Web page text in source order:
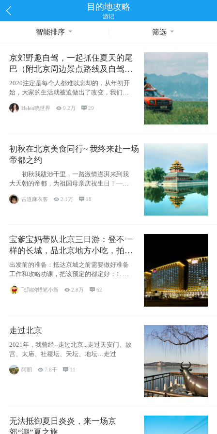
目的地攻略
游记
智能排序 筛选
京郊野趣自驾，一起抓住夏天的尾
巴（附北京周边景点路线及自驾攻
略）
2020注定是每个人都难以忘却的，从年初开
始，大家的生活就被迫做出了改变，我们也
不例外。本来双双辞职是为
Helen晓世界 9.2万 29
初秋在北京美食同行~ 我终来赴一场
帝都之约
初秋我跋涉千里，一路激情澎湃来到我
大天朝的帝都，为祖国母亲庆祝生日！——
古道麻衣客 2.1万  18
宝爹宝妈带队北京三日游：登不一
样的长城，品北京地方小吃，拍盘
古七星夜景！
出发前的准备：抵达京城之前需要做好准备
工作和攻略功课，把该预定的都定好：1. 酒
飞翔的蜡笔小新 2.8万 62
走过北京
2021年，我曾经--走过北京...走过天安门、故
宫、太庙、社稷坛、天坛、地坛…走过
阿眀 7.8千  11
无法抵御夏日炎炎，来一场京